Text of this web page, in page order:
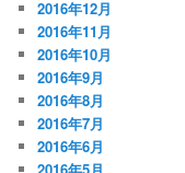
2016年12月
2016年11月
2016年10月
2016年9月
2016年8月
2016年7月
2016年6月